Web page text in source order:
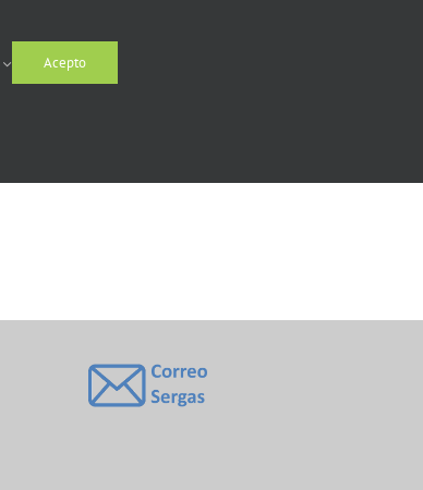
Acepto